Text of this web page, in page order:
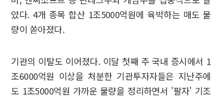
았다. 4개 종목 합산 1조5000억원에 육박하는 매도 물
량이 쏟아졌다.
기관의 이탈도 이어졌다. 이달 첫째 주 국내 증시에서 1
조6000억원 이상을 처분한 기관투자자들은 지난주에
도 1조5000억원 가까운 물량을 정리하면서 '팔자' 기조